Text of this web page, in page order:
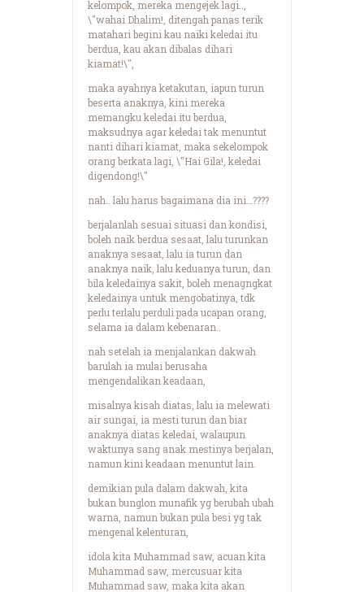
kelompok, mereka mengejek lagi..,
\"wahai Dhalim!, ditengah panas terik
matahari begini kau naiki keledai itu
berdua, kau akan dibalas dihari
kiamat!\",
maka ayahnya ketakutan, iapun turun
beserta anaknya, kini mereka
memangku keledai itu berdua,
maksudnya agar keledai tak menuntut
nanti dihari kiamat, maka sekelompok
orang berkata lagi, \"Hai Gila!, keledai
digendong!\"
nah.. lalu harus bagaimana dia ini…????
berjalanlah sesuai situasi dan kondisi,
boleh naik berdua sesaat, lalu turunkan
anaknya sesaat, lalu ia turun dan
anaknya naik, lalu keduanya turun, dan
bila keledainya sakit, boleh menagngkat
keledainya untuk mengobatinya, tdk
perlu terlalu perduli pada ucapan orang,
selama ia dalam kebenaran..
nah setelah ia menjalankan dakwah
barulah ia mulai berusaha
mengendalikan keadaan,
misalnya kisah diatas, lalu ia melewati
air sungai, ia mesti turun dan biar
anaknya diatas keledai, walaupun
waktunya sang anak mestinya berjalan,
namun kini keadaan menuntut lain.
demikian pula dalam dakwah, kita
bukan bunglon munafik yg berubah ubah
warna, namun bukan pula besi yg tak
mengenal kelenturan,
idola kita Muhammad saw, acuan kita
Muhammad saw, mercusuar kita
Muhammad saw, maka kita akan